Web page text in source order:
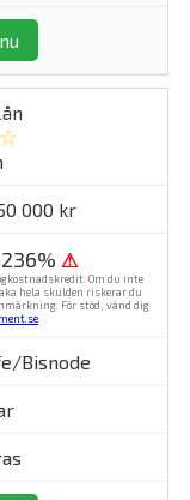
000 kr
⚠
Om du inte
hela skulden riskerar du
För stöd, vänd dig
Bisnode